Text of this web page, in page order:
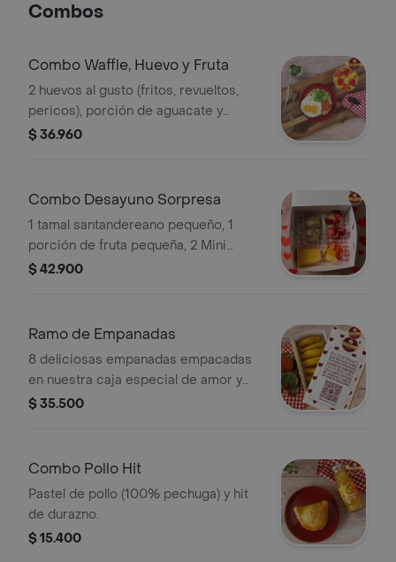
Combos
Combo Waffle, Huevo y Fruta
2 huevos al gusto (fritos, revueltos,
pericos), porción de aguacate y
hogado sobre un waffle de pandeyuca
$ 36.960
Combo Desayuno Sorpresa
1 tamal santandereano pequeño, 1
porción de fruta pequeña, 2 Mini
waffles de pandebono con salsa de
$ 42.900
Ramo de Empanadas
8 deliciosas empanadas empacadas
en nuestra caja especial de amor y
amistad. Escoge entre nuestras 4
Acompañado con 2 oz de ají.
$ 35.500
Combo Pollo Hit
Pastel de pollo (100% pechuga) y hit
de durazno.
$ 15.400